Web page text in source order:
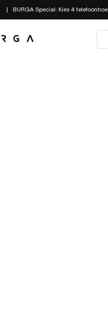
BURGA Special: Kies 4